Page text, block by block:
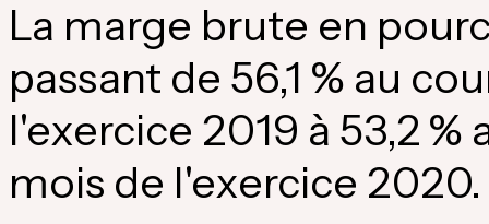
La marge brute en
passant de 56,1 % au
l'exercice 2019 à 53,2
mois de l'exercice 2020.